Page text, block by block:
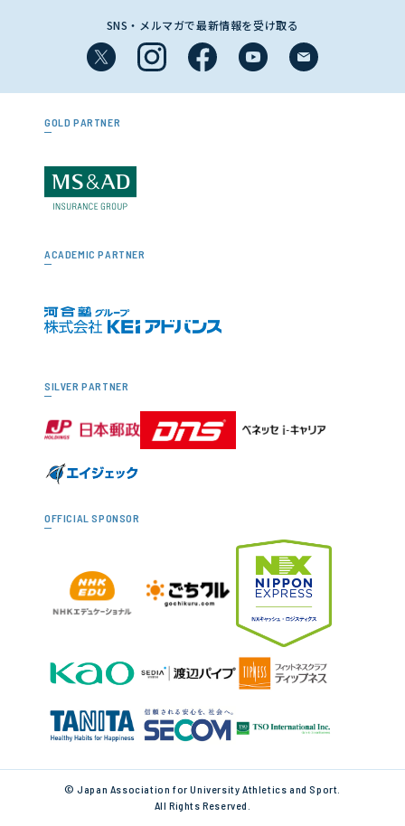
SNS・メルマガで最新情報を受け取る
GOLD PARTNER
ACADEMIC PARTNER
SILVER PARTNER
OFFICIAL SPONSOR
© Japan Association for University Athletics and Sport.
All Rights Reserved.